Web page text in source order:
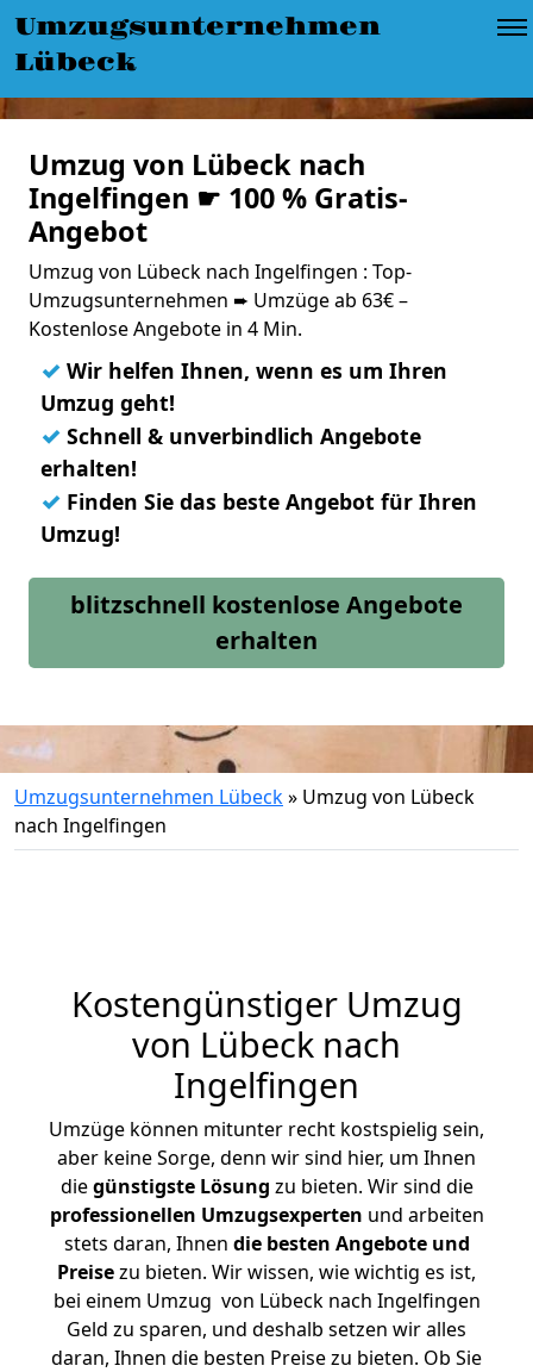
Umzugsunternehmen
Lübeck
Umzug von Lübeck nach
Ingelfingen ☛ 100 % Gratis-
Angebot
Umzug von Lübeck nach Ingelfingen : Top-
Umzugsunternehmen ➨ Umzüge ab 63€ –
Kostenlose Angebote in 4 Min.
✓ Wir helfen Ihnen, wenn es um Ihren
Umzug geht!
✓ Schnell & unverbindlich Angebote
erhalten!
✓ Finden Sie das beste Angebot für Ihren
Umzug!
blitzschnell kostenlose Angebote
erhalten
Umzugsunternehmen Lübeck» Umzug von Lübeck
nach Ingelfingen
Kostengünstiger Umzug
von Lübeck nach
Ingelfingen
Umzüge können mitunter recht kostspielig sein,
aber keine Sorge, denn wir sind hier, um Ihnen
diegünstigste Lösung zu bieten. Wir sind die
professionellen Umzugsexperten und arbeiten
stets daran, Ihnen die besten Angebote und
Preisezu bieten. Wir wissen, wie wichtig es ist,
bei einem Umzug von Lübeck nach Ingelfingen
Geld zu sparen, und deshalb setzen wir alles
daran, Ihnen die besten Preise zu bieten. Ob Sie